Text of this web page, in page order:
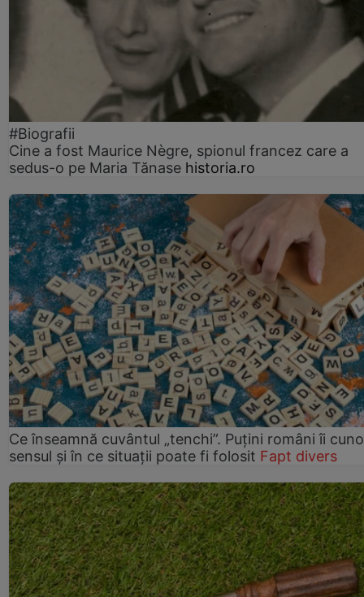
#Biografii
Cine a fost Maurice Nègre, spionul francez care a
sedus-o pe Maria Tănase historia.ro
Ce înseamnă cuvântul „tenchi”. Puțini români îi
sensul și în ce situații poate fi folosit Fapt divers